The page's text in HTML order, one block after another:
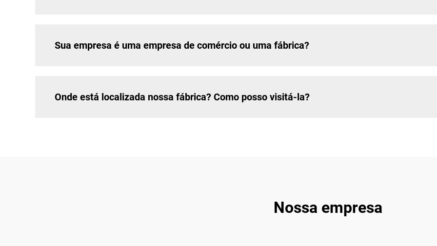
Sua empresa é uma empresa de comércio ou uma fábrica?
Onde está localizada nossa fábrica? Como posso visitá-la?
Nossa empresa